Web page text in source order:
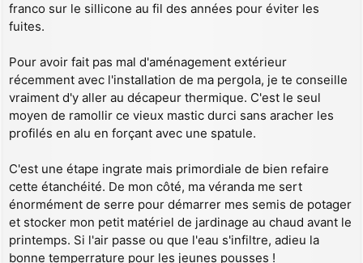
franco sur le sillicone au fil des années pour éviter les
fuites.
Pour avoir fait pas mal d'aménagement extérieur
récemment avec l'installation de ma pergola, je te conseille
vraiment d'y aller au décapeur thermique. C'est le seul
moyen de ramollir ce vieux mastic durci sans aracher les
profilés en alu en forçant avec une spatule.
C'est une étape ingrate mais primordiale de bien refaire
cette étanchéité. De mon côté, ma véranda me sert
énormément de serre pour démarrer mes semis de potager
et stocker mon petit matériel de jardinage au chaud avant le
printemps. Si l'air passe ou que l'eau s'infiltre, adieu la
bonne temperrature pour les jeunes pousses !